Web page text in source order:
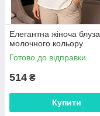
Елегантна жіноча блуза
молочного кольору
Готово до відправки
514 ₴
Купити